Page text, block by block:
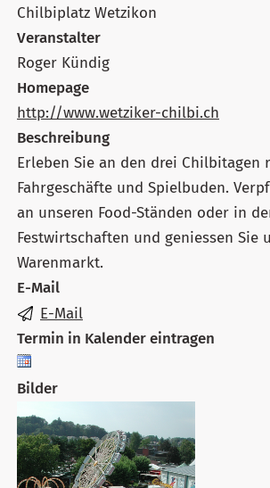
Chilbiplatz Wetzikon
Veranstalter
Roger Kündig
Homepage
http://www.wetziker-chilbi.ch
Beschreibung
Erleben Sie an den drei Chilbitagen
Fahrgeschäfte und Spielbuden.
an unseren Food-Ständen oder in
Festwirtschaften und geniessen Sie
Warenmarkt.
E-Mail
E-Mail
Termin in Kalender eintragen
Bilder